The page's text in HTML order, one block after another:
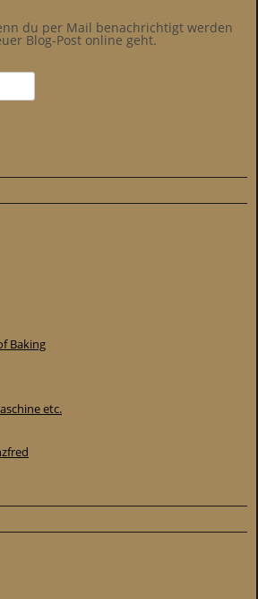
du per Mail benachrichtigt werden
Blog-Post online geht.
Baking
etc.